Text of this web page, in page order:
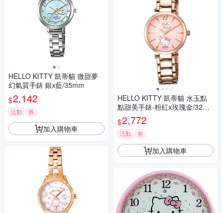
HELLO KITTY 凱蒂貓 微甜夢
幻氣質手錶 銀x藍/35mm
$2,142
活動 券
加入購物車
HELLO KITTY 凱蒂貓 水玉點
點甜美手錶-粉紅x玫瑰金/32m
m
$2,772
活動 券
加入購物車